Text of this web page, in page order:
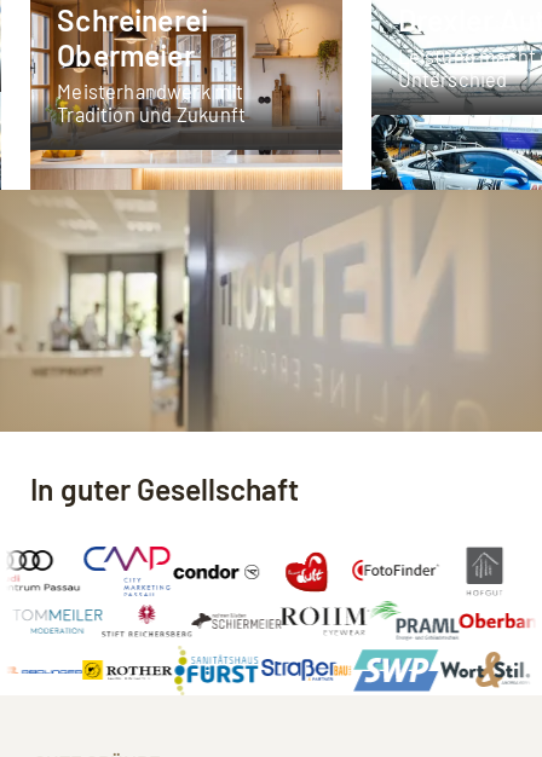
Schreinerei
Obermeier
Meisterhandwerk mit
Tradition und Zukunft
Drexler
Leistung macht
Unterschied
In guter Gesellschaft